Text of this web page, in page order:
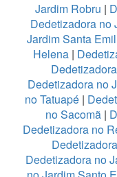
Jardim Robru |
Dedetizadora no
Jardim Santa
Helena|
Dedetizadora no
no Tatuapé|
no Sacomã|
Dedetizadora no
Dedetizadora no